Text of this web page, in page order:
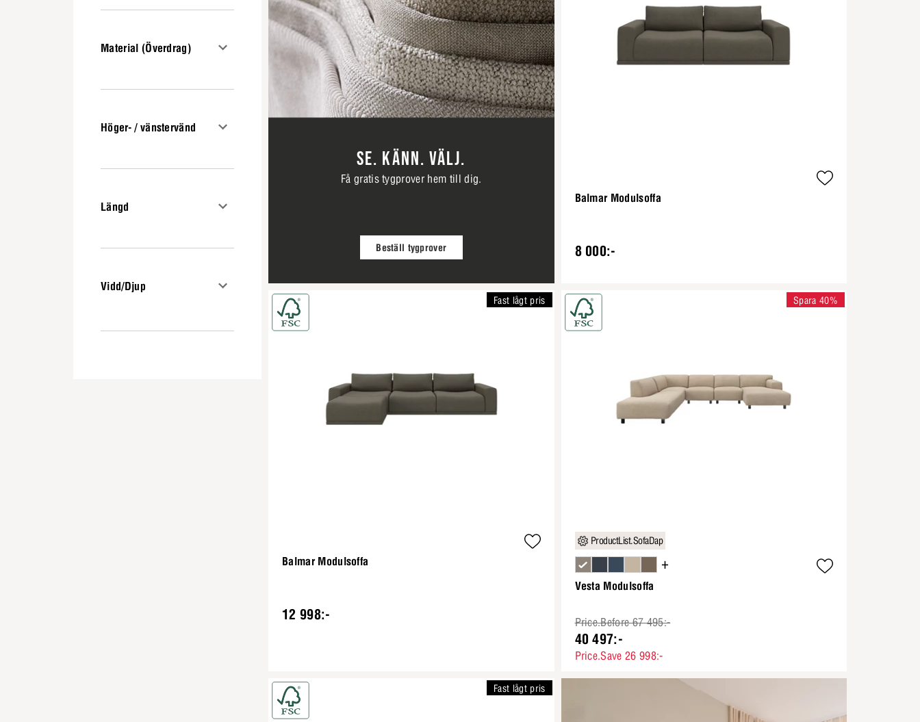
Material (Överdrag)
Höger- / vänstervänd
Längd
Vidd/Djup
SE. KÄNN. VÄLJ.
Få gratis tygprover hem till dig.
Beställ tygprover
Balmar Modulsoffa
8 000:-
Balmar Modulsoffa
12 998:-
Fast lågt pris
ProductList.SofaDap
+
Vesta Modulsoffa
Price.Before 67 495:-
40 497:-
Price.Save 26 998:-
Spara 40%
Fast lågt pris